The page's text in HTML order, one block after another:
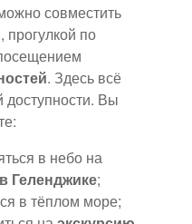
совместить
прогулкой по
. Здесь всё
доступности. Вы
в небо на
Геленджике;
в тёплом море;